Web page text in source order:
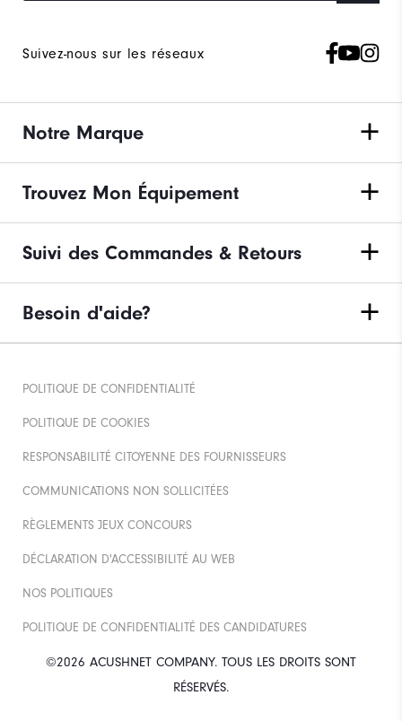
Suivez-nous sur les réseaux
Notre Marque
Trouvez Mon Équipement
Suivi des Commandes & Retours
Besoin d'aide?
©2026 ACUSHNET COMPANY. TOUS LES DROITS SONT
RÉSERVÉS.
POLITIQUE DE CONFIDENTIALITÉ
POLITIQUE DE COOKIES
RESPONSABILITÉ CITOYENNE DES FOURNISSEURS
COMMUNICATIONS NON SOLLICITÉES
RÈGLEMENTS JEUX CONCOURS
DÉCLARATION D'ACCESSIBILITÉ AU WEB
NOS POLITIQUES
POLITIQUE DE CONFIDENTIALITÉ DES CANDIDATURES